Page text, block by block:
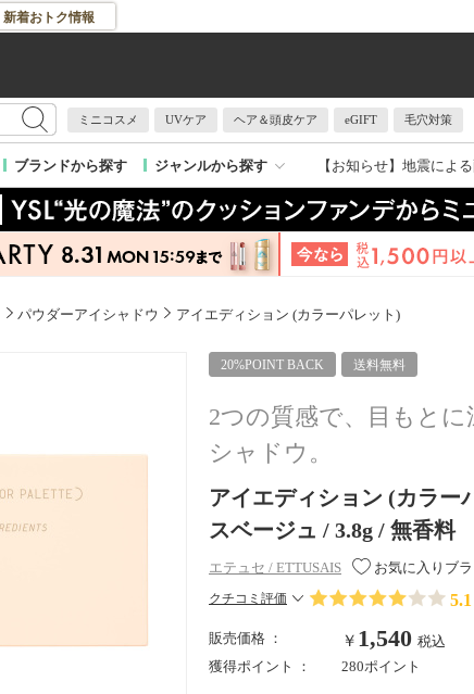
新着おトク情報
ミニコスメ UVケア ヘア＆頭皮ケア eGIFT 毛穴対策
ブランドから探す ジャンルから探す 【お知らせ】 地震によ
パウダーアイシャドウ アイエディション (カラーパレット)
20%POINT BACK 送料無料
2つの質感で、目もと
シャドウ。
アイエディション (カラー
スベージュ / 3.8g / 無香料
エテュセ / ETTUSAIS お気に入りブ
クチコミ評価 5.1
販売価格 ： ￥ 1,540 税込
獲得ポイント ：
280ポイント